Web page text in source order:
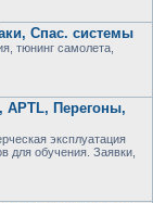
Спас. системы
тюнинг самолета,
APTL, Перегоны,
эксплуатация
для обучения. Заявки,